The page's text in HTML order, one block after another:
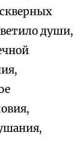
души,